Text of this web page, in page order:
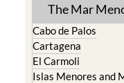
The Mar
Cabo de Palos
Cartagena
El Carmoli
Islas Menores and